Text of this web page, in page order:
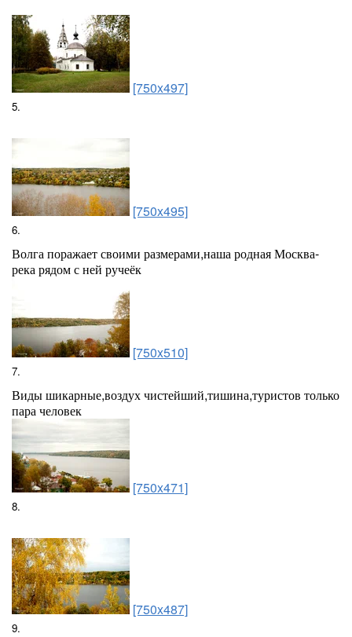
[750x497]
5.
[750x495]
6.
Волга поражает своими размерами,наша родная Москва-
река рядом с ней ручеёк
[750x510]
7.
Виды шикарные,воздух чистейший,тишина,туристов только
пара человек
[750x471]
8.
[750x487]
9.